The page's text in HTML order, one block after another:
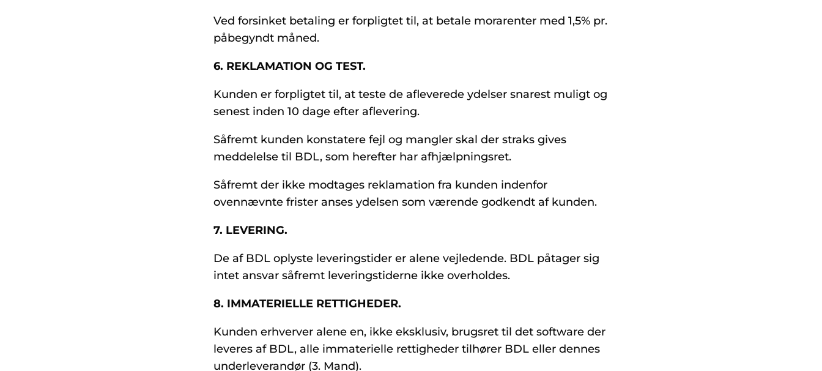
Ved forsinket betaling er forpligtet til, at betale morarenter med 1,5% pr.
påbegyndt måned.
6. REKLAMATION OG TEST.
Kunden er forpligtet til, at teste de afleverede ydelser snarest muligt og
senest inden 10 dage efter aflevering.
Såfremt kunden konstatere fejl og mangler skal der straks gives
meddelelse til BDL, som herefter har afhjælpningsret.
Såfremt der ikke modtages reklamation fra kunden indenfor
ovennævnte frister anses ydelsen som værende godkendt af kunden.
7. LEVERING.
De af BDL oplyste leveringstider er alene vejledende. BDL påtager sig
intet ansvar såfremt leveringstiderne ikke overholdes.
8. IMMATERIELLE RETTIGHEDER.
Kunden erhverver alene en, ikke eksklusiv, brugsret til det software der
leveres af BDL, alle immaterielle rettigheder tilhører BDL eller dennes
underleverandør (3. Mand).